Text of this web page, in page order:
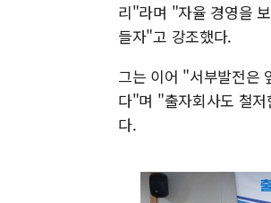
리"라며 "자율 경영을
들자"고 강조했다.
그는 이어 "서부발전은
다"며 "출자회사도 철
다.